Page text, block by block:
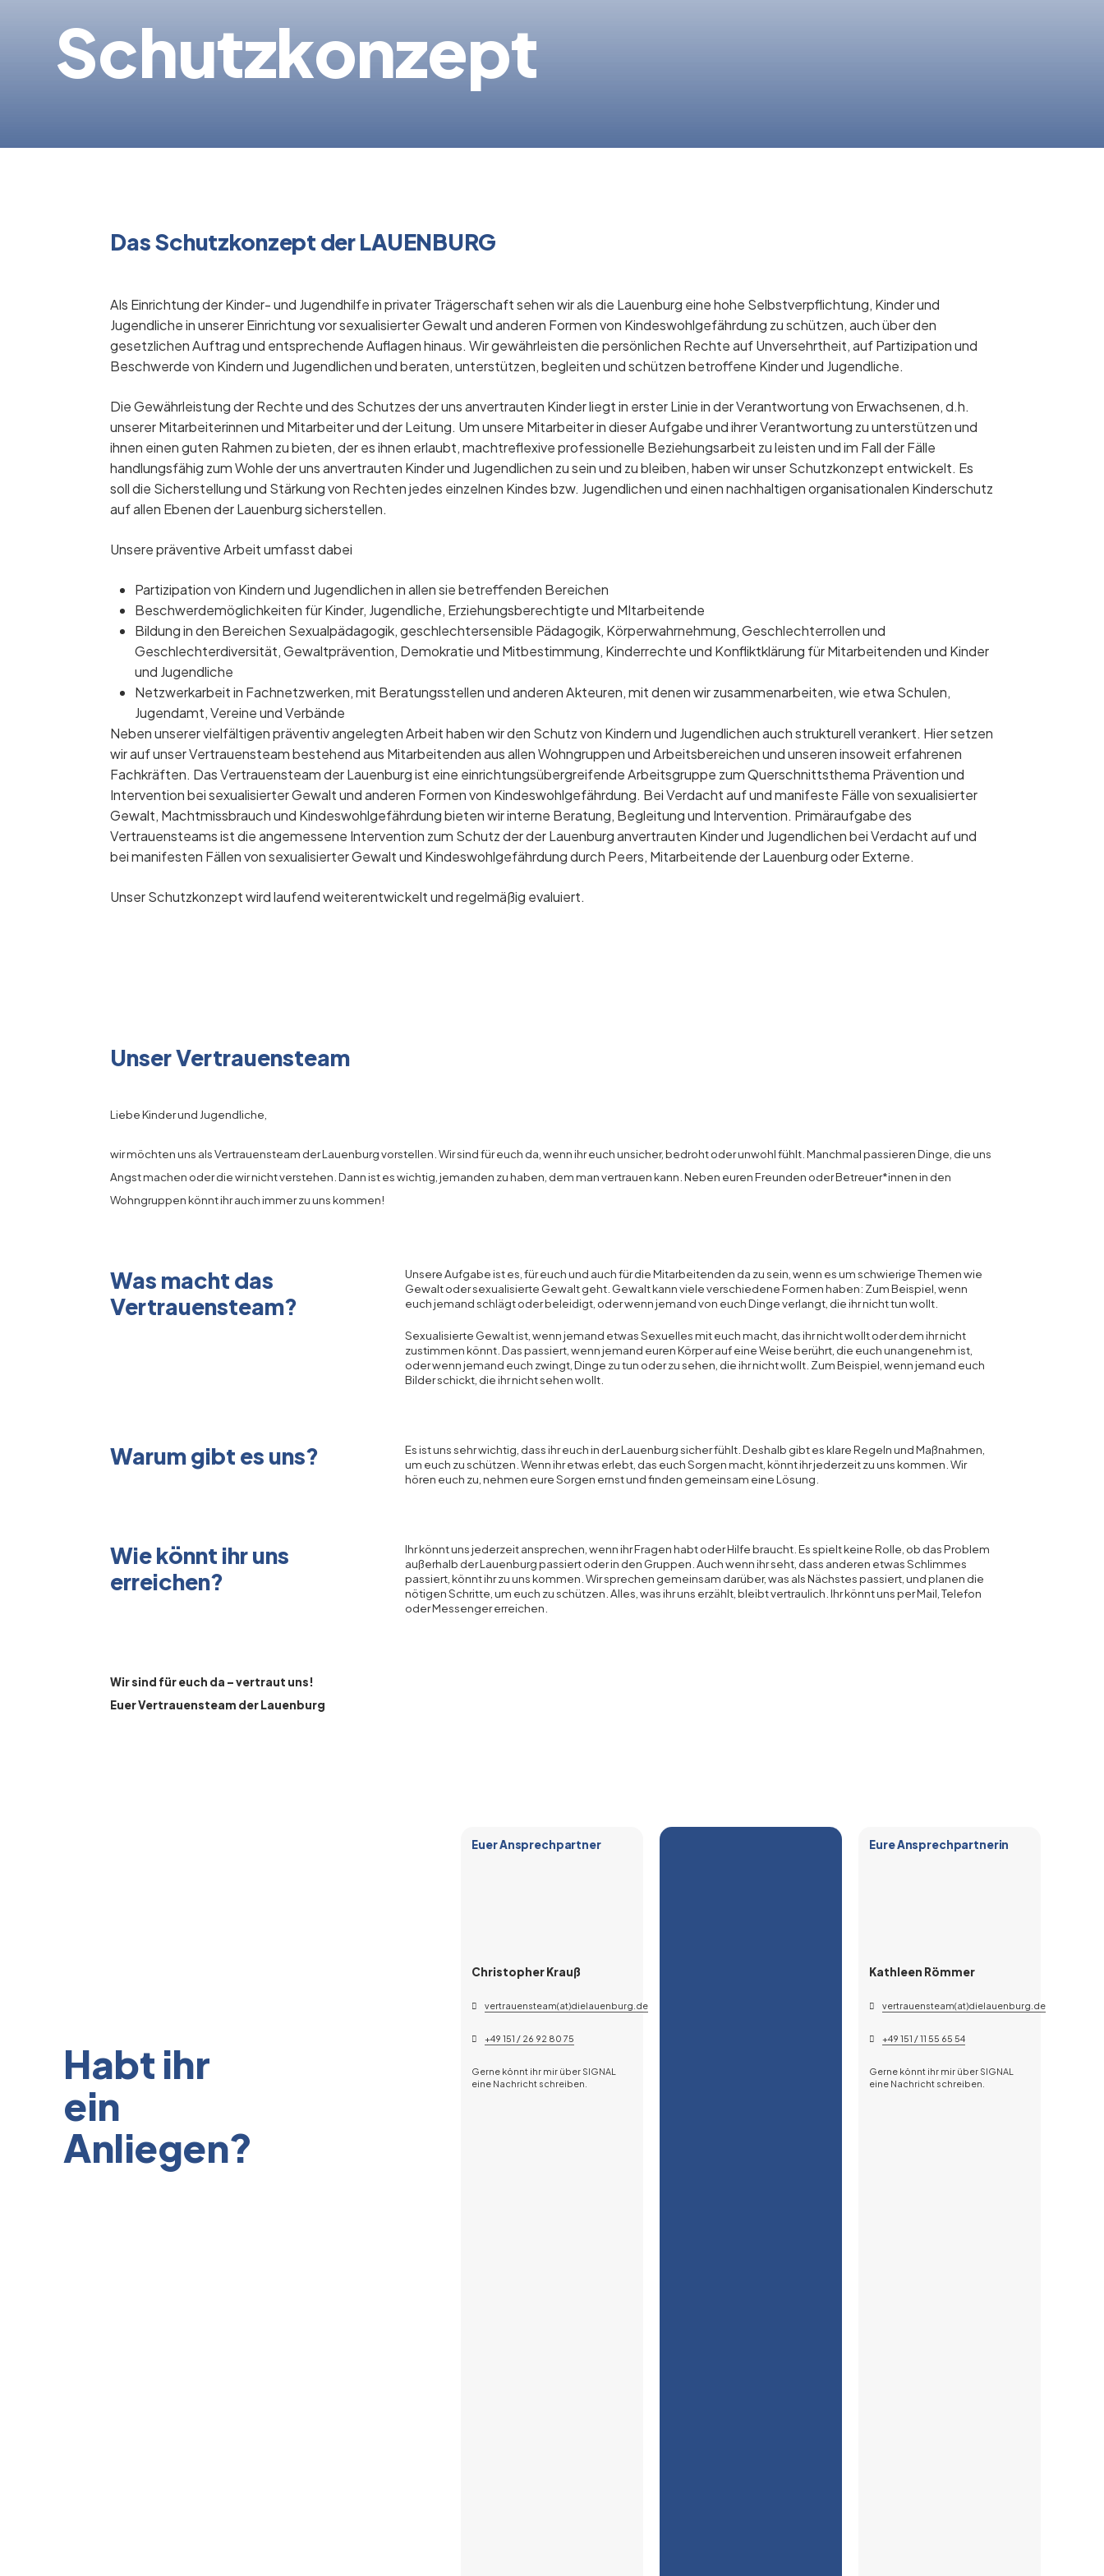
Schutzkonzept
Das Schutzkonzept der LAUENBURG
Als Einrichtung der Kinder- und Jugendhilfe in privater Trägerschaft sehen wir als die Lauenburg eine hohe Selbstverpflichtung, Kinder und
Jugendliche in unserer Einrichtung vor sexualisierter Gewalt und anderen Formen von Kindeswohlgefährdung zu schützen, auch über den
gesetzlichen Auftrag und entsprechende Auflagen hinaus. Wir gewährleisten die persönlichen Rechte auf Unversehrtheit, auf Partizipation und
Beschwerde von Kindern und Jugendlichen und beraten, unterstützen, begleiten und schützen betroffene Kinder und Jugendliche.
Die Gewährleistung der Rechte und des Schutzes der uns anvertrauten Kinder liegt in erster Linie in der Verantwortung von Erwachsenen, d.h.
unserer Mitarbeiterinnen und Mitarbeiter und der Leitung. Um unsere Mitarbeiter in dieser Aufgabe und ihrer Verantwortung zu unterstützen und
ihnen einen guten Rahmen zu bieten, der es ihnen erlaubt, machtreflexive professionelle Beziehungsarbeit zu leisten und im Fall der Fälle
handlungsfähig zum Wohle der uns anvertrauten Kinder und Jugendlichen zu sein und zu bleiben, haben wir unser Schutzkonzept entwickelt. Es
soll die Sicherstellung und Stärkung von Rechten jedes einzelnen Kindes bzw. Jugendlichen und einen nachhaltigen organisationalen Kinderschutz
auf allen Ebenen der Lauenburg sicherstellen.
Unsere präventive Arbeit umfasst dabei
Partizipation von Kindern und Jugendlichen in allen sie betreffenden Bereichen
Beschwerdemöglichkeiten für Kinder, Jugendliche, Erziehungsberechtigte und MItarbeitende
Bildung in den Bereichen Sexualpädagogik, geschlechtersensible Pädagogik, Körperwahrnehmung, Geschlechterrollen und
Geschlechterdiversität, Gewaltprävention, Demokratie und Mitbestimmung, Kinderrechte und Konfliktklärung für Mitarbeitenden und Kinder
und Jugendliche
Netzwerkarbeit in Fachnetzwerken, mit Beratungsstellen und anderen Akteuren, mit denen wir zusammenarbeiten, wie etwa Schulen,
Jugendamt, Vereine und Verbände
Neben unserer vielfältigen präventiv angelegten Arbeit haben wir den Schutz von Kindern und Jugendlichen auch strukturell verankert. Hier setzen
wir auf unser Vertrauensteam bestehend aus Mitarbeitenden aus allen Wohngruppen und Arbeitsbereichen und unseren insoweit erfahrenen
Fachkräften. Das Vertrauensteam der Lauenburg ist eine einrichtungsübergreifende Arbeitsgruppe zum Querschnittsthema Prävention und
Intervention bei sexualisierter Gewalt und anderen Formen von Kindeswohlgefährdung. Bei Verdacht auf und manifeste Fälle von sexualisierter
Gewalt, Machtmissbrauch und Kindeswohlgefährdung bieten wir interne Beratung, Begleitung und Intervention. Primäraufgabe des
Vertrauensteams ist die angemessene Intervention zum Schutz der der Lauenburg anvertrauten Kinder und Jugendlichen bei Verdacht auf und
bei manifesten Fällen von sexualisierter Gewalt und Kindeswohlgefährdung durch Peers, Mitarbeitende der Lauenburg oder Externe.
Unser Schutzkonzept wird laufend weiterentwickelt und regelmäßig evaluiert.
Unser Vertrauensteam
Liebe Kinder und Jugendliche,
wir möchten uns als Vertrauensteam der Lauenburg vorstellen. Wir sind für euch da, wenn ihr euch unsicher, bedroht oder unwohl fühlt. Manchmal passieren Dinge, die uns
Angst machen oder die wir nicht verstehen. Dann ist es wichtig, jemanden zu haben, dem man vertrauen kann. Neben euren Freunden oder Betreuer*innen in den
Wohngruppen könnt ihr auch immer zu uns kommen!
Was macht das
Vertrauensteam?
Unsere Aufgabe ist es, für euch und auch für die Mitarbeitenden da zu sein, wenn es um schwierige Themen wie
Gewalt oder sexualisierte Gewalt geht. Gewalt kann viele verschiedene Formen haben: Zum Beispiel, wenn
euch jemand schlägt oder beleidigt, oder wenn jemand von euch Dinge verlangt, die ihr nicht tun wollt.
Sexualisierte Gewalt ist, wenn jemand etwas Sexuelles mit euch macht, das ihr nicht wollt oder dem ihr nicht
zustimmen könnt. Das passiert, wenn jemand euren Körper auf eine Weise berührt, die euch unangenehm ist,
oder wenn jemand euch zwingt, Dinge zu tun oder zu sehen, die ihr nicht wollt. Zum Beispiel, wenn jemand euch
Bilder schickt, die ihr nicht sehen wollt.
Warum gibt es uns?
Es ist uns sehr wichtig, dass ihr euch in der Lauenburg sicher fühlt. Deshalb gibt es klare Regeln und Maßnahmen,
um euch zu schützen. Wenn ihr etwas erlebt, das euch Sorgen macht, könnt ihr jederzeit zu uns kommen. Wir
hören euch zu, nehmen eure Sorgen ernst und finden gemeinsam eine Lösung.
Wie könnt ihr uns
erreichen?
Ihr könnt uns jederzeit ansprechen, wenn ihr Fragen habt oder Hilfe braucht. Es spielt keine Rolle, ob das Problem
außerhalb der Lauenburg passiert oder in den Gruppen. Auch wenn ihr seht, dass anderen etwas Schlimmes
passiert, könnt ihr zu uns kommen. Wir sprechen gemeinsam darüber, was als Nächstes passiert, und planen die
nötigen Schritte, um euch zu schützen. Alles, was ihr uns erzählt, bleibt vertraulich. Ihr könnt uns per Mail, Telefon
oder Messenger erreichen.
Wir sind für euch da – vertraut uns!
Euer Vertrauensteam der Lauenburg
Habt ihr
ein
Anliegen?
Euer Ansprechpartner
Christopher Krauß
vertrauensteam(at)dielauenburg.de
+49 151 / 26 92 80 75
Gerne könnt ihr mir über SIGNAL
eine Nachricht schreiben.
Eure Ansprechpartnerin
Kathleen Römmer
vertrauensteam(at)dielauenburg.de
+49 151 / 11 55 65 54
Gerne könnt ihr mir über SIGNAL
eine Nachricht schreiben.